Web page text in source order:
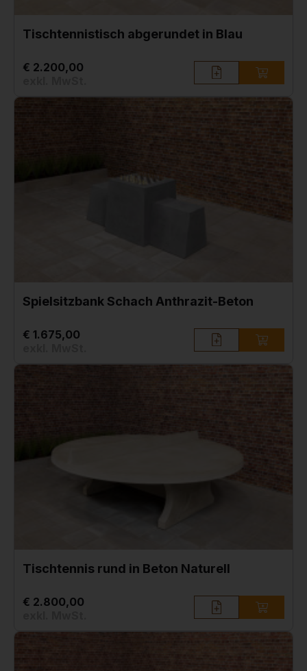
Tischtennistisch abgerundet in Blau
€ 2.200,00
Spielsitzbank Schach Anthrazit-Beton
€ 1.675,00
Tischtennis rund in Beton Naturell
€ 2.800,00